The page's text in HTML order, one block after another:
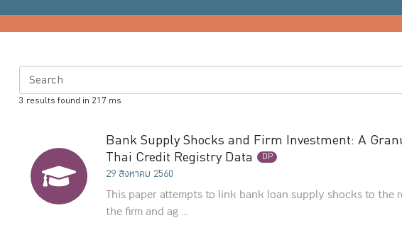
Search
3 results found in 217 ms
Bank Supply Shocks and Firm Investment: A
Thai Credit Registry Data
DP
29 สิงหาคม 2560
This paper attempts to link bank loan supply shocks to the
the firm and ag ...